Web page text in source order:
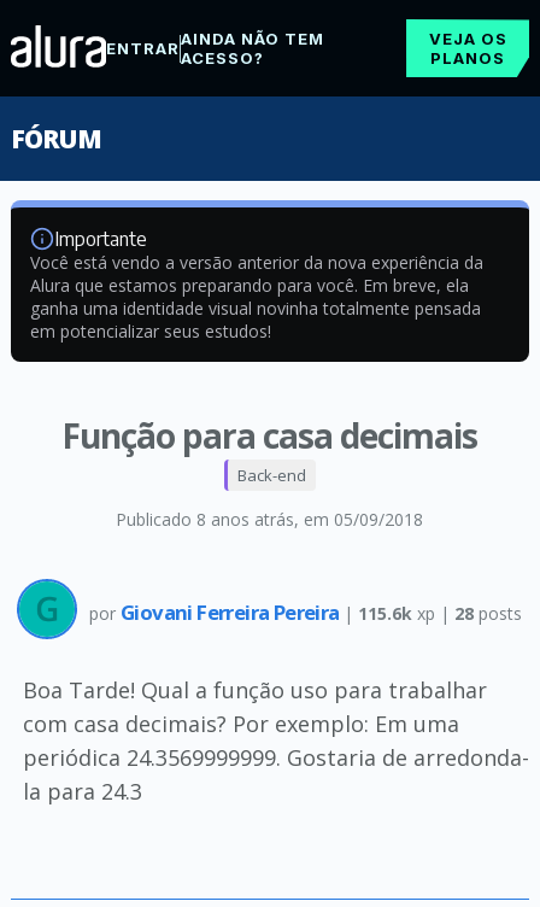
ENTRARAINDA NÃO TEM
ACESSO?
VEJA OS
PLANOS
FÓRUM
Importante
Você está vendo a versão anterior da nova experiência da
Alura que estamos preparando para você. Em breve, ela
ganha uma identidade visual novinha totalmente pensada
em potencializar seus estudos!
Função para casa decimais
Publicado 8 anos atrás, em 05/09/2018
Back-end
por Giovani Ferreira Pereira | 115.6k xp | 28posts
Boa Tarde! Qual a função uso para trabalhar
com casa decimais? Por exemplo: Em uma
periódica 24.3569999999. Gostaria de arredonda-
la para 24.3